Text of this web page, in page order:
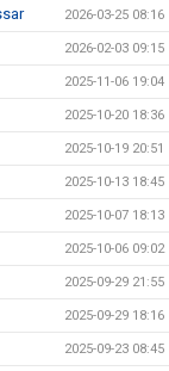
2026-03-25 08:16
2026-02-03 09:15
2025-11-06 19:04
2025-10-20 18:36
2025-10-19 20:51
2025-10-13 18:45
2025-10-07 18:13
2025-10-06 09:02
2025-09-29 21:55
2025-09-29 18:16
2025-09-23 08:45